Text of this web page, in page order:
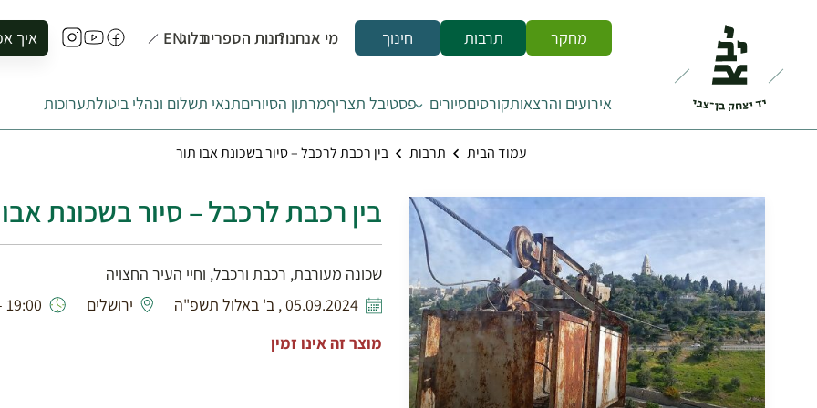
מחקר תרבות חינוך מי אנחנו?חנות הספריםבלוגEN איך
להזמין
להירשם
להירשם
לתאם
אירועים והרצאותקורסיםסיורים פסטיבל תצריףמרתון הסיוריםתנאי תשלום ונהלי ביטולתערוכות
עמוד הבית תרבות בין רכבת לרכבל – סיור בשכונת אבו תור
בין רכבת לרכבל – סיור בשכונת
שכונה מעורבת, רכבת ורכבל, וחיי העיר החצויה
05.09.2024 , ב' באלול תשפ"ה
ירושלים 19:00 - 16:30
מוצר זה אינו זמין